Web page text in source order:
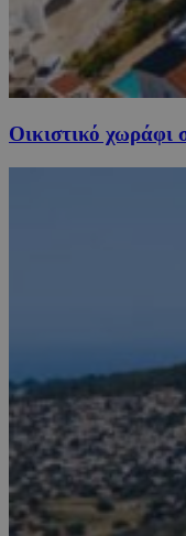
Οικιστικό χωράφι